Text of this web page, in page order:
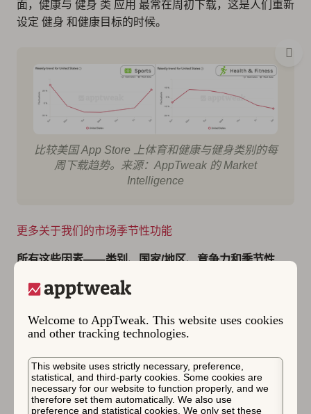
Welcome to AppTweak. This website uses cookies
and other tracking technologies.
This website uses strictly necessary, preference,
statistical, and third-party cookies. Some cookies are
necessary for our website to function properly, and we
therefore set them automatically. We also use
preference and statistical cookies. We only set these
面，健康与 健身 类 应用 最常在周初下载，这是人们重新
设定 健身 和健康目标的时候。
比较美国 App Store 上体育和健康与健身类别的每
周下载趋势。来源：AppTweak 的 Market
Intelligence
更多关于我们的市场季节性功能
所有这些因素——类别、国家/地区、竞争力和季节性
季节性效应，这样可预测的季节性高峰就不会被误解为意
外增长（或下降）。
AppTweak 的下载估算方法通过使用专有的深度学习模型
来解决这个问题，该模型旨在跨国家/地区和类别工作，
因此当您分析不同的应用、区域或垂直领域时，估算保持